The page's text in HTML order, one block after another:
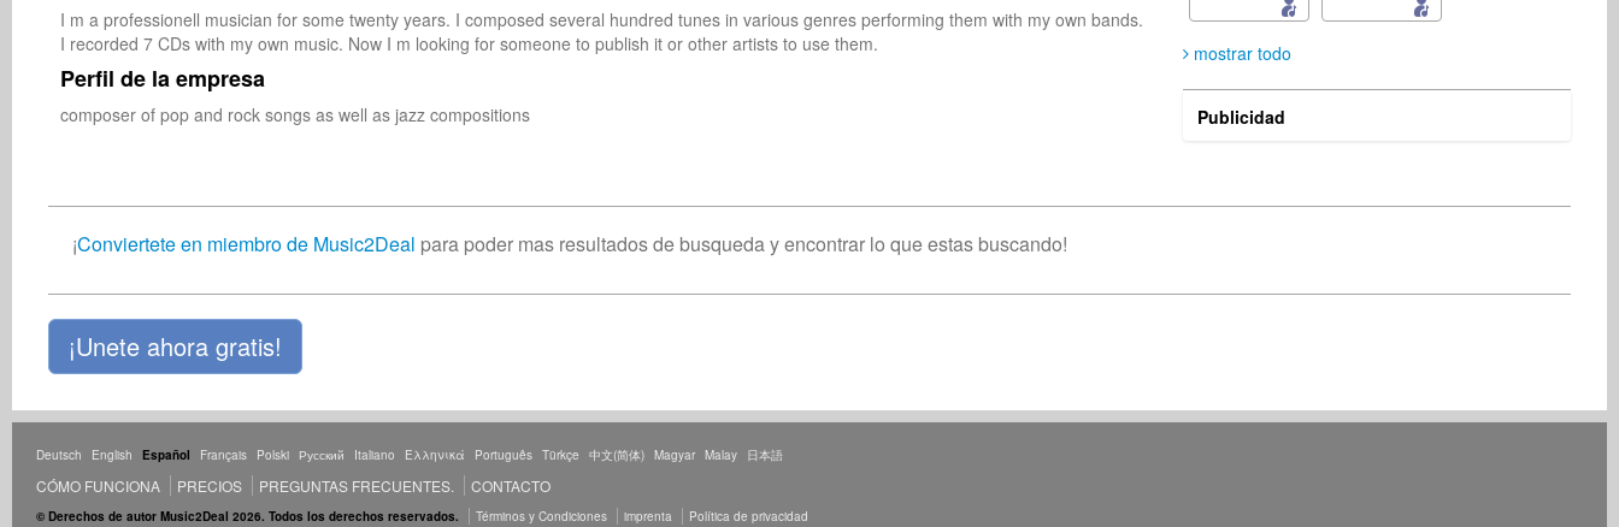
I m a professionell musician for some twenty years. I composed several hundred tunes in various genres performing them with my own bands.
I recorded 7 CDs with my own music. Now I m looking for someone to publish it or other artists to use them.
Perfil de la empresa
composer of pop and rock songs as well as jazz compositions
mostrar todo
Publicidad
¡Conviertete en miembro de Music2Deal para poder mas resultados de busqueda y encontrar lo que estas buscando!
¡Unete ahora gratis!
Deutsch English Español Français Polski Русский Italiano Ελληνικά Português Türkçe 中文(简体) Magyar Malay 日本語
CÓMO FUNCIONA PRECIOS PREGUNTAS FRECUENTES. CONTACTO
© Derechos de autor Music2Deal 2026. Todos los derechos reservados. Términos y Condiciones imprenta Política de privacidad